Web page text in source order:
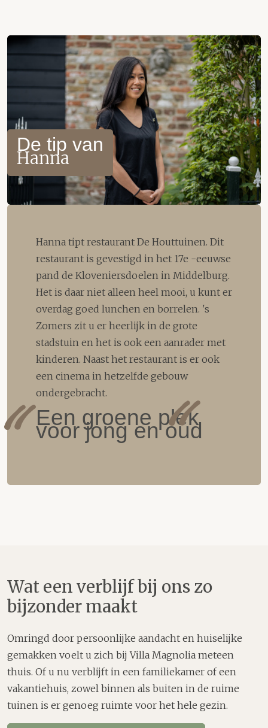
De tip van
Hanna
Hanna tipt restaurant De Houttuinen. Dit
restaurant is gevestigd in het 17e -eeuwse
pand de Kloveniersdoelen in Middelburg.
Het is daar niet alleen heel mooi, u kunt er
overdag goed lunchen en borrelen. 's
Zomers zit u er heerlijk in de grote
stadstuin en het is ook een aanrader met
kinderen. Naast het restaurant is er ook
een cinema in hetzelfde gebouw
ondergebracht.
Een groene plek
voor jong en oud
Wat een verblijf bij ons zo
bijzonder maakt
Omringd door persoonlijke aandacht en huiselijke
gemakken voelt u zich bij Villa Magnolia meteen
thuis. Of u nu verblijft in een familiekamer of een
vakantiehuis, zowel binnen als buiten in de ruime
tuinen is er genoeg ruimte voor het hele gezin.